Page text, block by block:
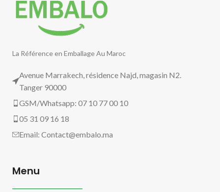
La Référence en Emballage Au Maroc
Avenue Marrakech, résidence Najd, magasin N2.
Tanger 90000
GSM/Whatsapp: 07 10 77 00 10
05 31 09 16 18
Email:Contact@embalo.ma
Menu